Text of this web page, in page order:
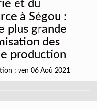
et du
à Ségou :
plus grande
des
production
: ven 06 Aoû 2021